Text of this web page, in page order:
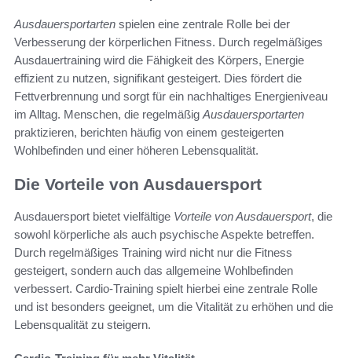
Ausdauersportarten spielen eine zentrale Rolle bei der
Verbesserung der körperlichen Fitness. Durch regelmäßiges
Ausdauertraining wird die Fähigkeit des Körpers, Energie
effizient zu nutzen, signifikant gesteigert. Dies fördert die
Fettverbrennung und sorgt für ein nachhaltiges Energieniveau
im Alltag. Menschen, die regelmäßig Ausdauersportarten
praktizieren, berichten häufig von einem gesteigerten
Wohlbefinden und einer höheren Lebensqualität.
Die Vorteile von Ausdauersport
Ausdauersport bietet vielfältige Vorteile von Ausdauersport, die
sowohl körperliche als auch psychische Aspekte betreffen.
Durch regelmäßiges Training wird nicht nur die Fitness
gesteigert, sondern auch das allgemeine Wohlbefinden
verbessert. Cardio-Training spielt hierbei eine zentrale Rolle
und ist besonders geeignet, um die Vitalität zu erhöhen und die
Lebensqualität zu steigern.